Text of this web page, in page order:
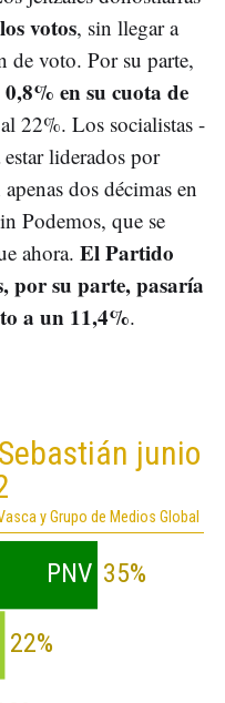
votos, sin llegar a
de voto. Por su parte,
en su cuota de
22%. Los socialistas -
liderados por
dos décimas en
Podemos, que se
ahora. El Partido
por su parte, pasaría
a un 11,4%.